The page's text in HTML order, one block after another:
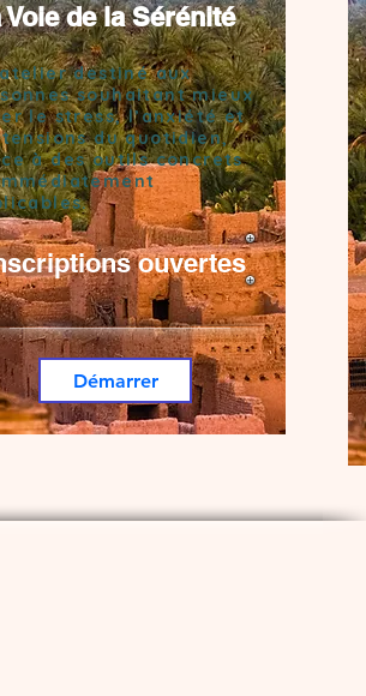
Voie de la Sérénité
destiné aux
souhaitant mieux
le stress, l’anxiété et
du quotidien,
à des outils concrets
ouvertes
Démarrer